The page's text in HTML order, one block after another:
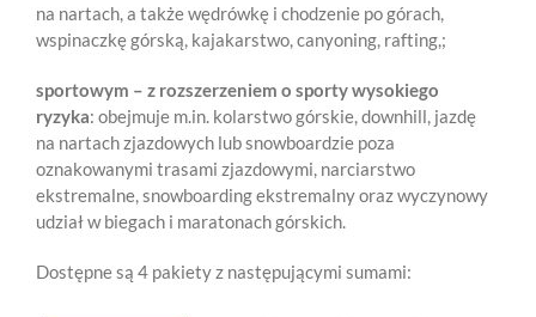
na nartach, a także wędrówkę i chodzenie po górach,
wspinaczkę górską, kajakarstwo, canyoning, rafting,;
sportowym – z rozszerzeniem o sporty wysokiego
ryzyka: obejmuje m.in. kolarstwo górskie, downhill, jazdę
na nartach zjazdowych lub snowboardzie poza
oznakowanymi trasami zjazdowymi, narciarstwo
ekstremalne, snowboarding ekstremalny oraz wyczynowy
udział w biegach i maratonach górskich.
Dostępne są 4 pakiety z następującymi sumami: